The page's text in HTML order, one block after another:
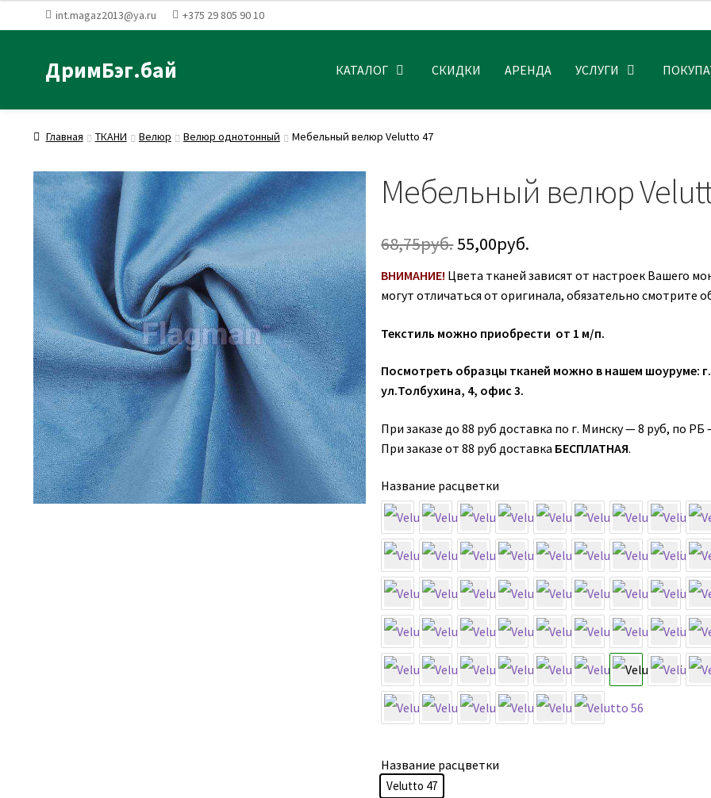
int.magaz2013@ya.ru +375 29 805 90 10
ДримБэг.бай КАТАЛОГ СКИДКИ АРЕНДА УСЛУГИ
Главная ТКАНИ Велюр Велюр однотонный Мебельный велюр Velutto 47
Мебельный велюр
68,75руб.Первоначальная
цена
составляла
68,75руб..
55,00руб.
цена:
55,00руб..
ВНИМАНИЕ! Цвета тканей зависят от настроек Вашего
могут отличаться от оригинала, обязательно смотрите
Текстиль можно приобрести от 1 м/п.
Посмотреть образцы тканей можно в нашем шоуруме:
ул.Толбухина, 4, офис 3.
При заказе до 88 руб доставка по г. Минску — 8 руб, по РБ
При заказе от 88 руб доставка БЕСПЛАТНАЯ.
Название расцветки
Название расцветки
Velutto 47